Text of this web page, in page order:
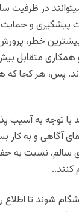
در ظرفیت
پیشگیری و
خطر،
متقابل
پس، هر کجا که
با توجه به آسیب
آگاهی و به کار
سالم، نسبت به
کنند..
شوند تا